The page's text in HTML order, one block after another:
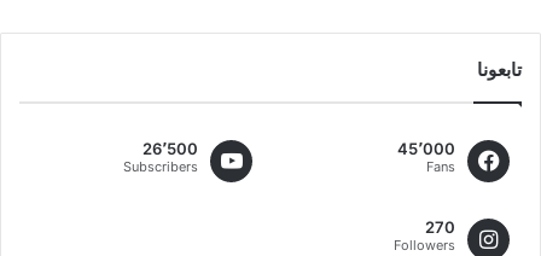
تابعونا
45٬000
Fans
26٬500
Subscribers
270
Followers